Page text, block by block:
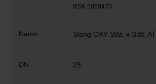
RSK 5060470
Slang OXY Slät. x Slät. AT
25